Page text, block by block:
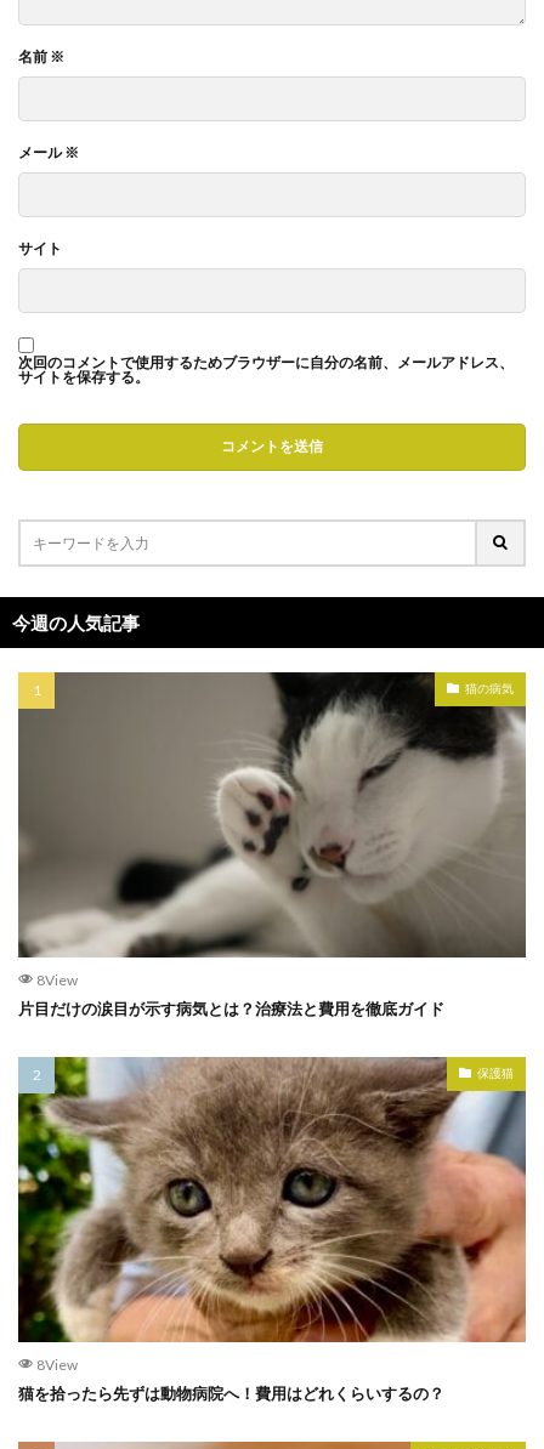
名前 ※
メール※
サイト
次回のコメントで使用するためブラウザーに自分の名前、メールアドレス、
サイトを保存する。
今週の人気記事
猫の病気
8View
片目だけの涙目が示す病気とは？治療法と費用を徹底ガイド
保護猫
8View
猫を拾ったら先ずは動物病院へ！費用はどれくらいするの？